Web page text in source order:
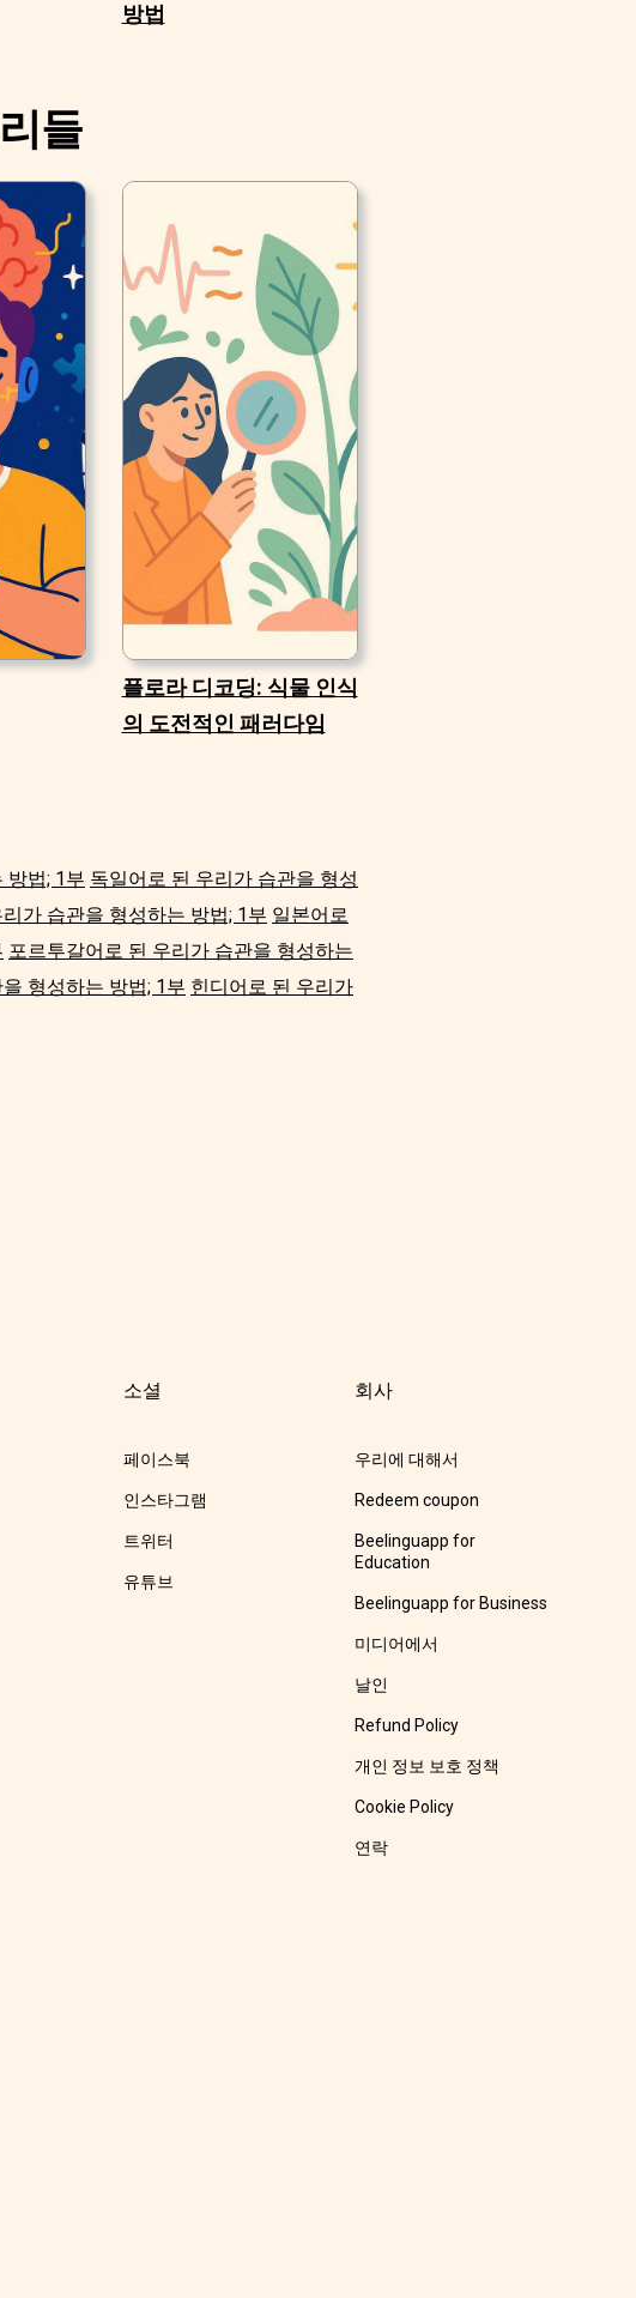
방법
들
플로라 디코딩: 식물 인식
의 도전적인 패러다임
방법; 1부 독일어로 된 우리가 습관을 형성
가 습관을 형성하는 방법; 1부 일본어로
포르투갈어로 된 우리가 습관을 형성하는
형성하는 방법; 1부 힌디어로 된 우리가
소셜
페이스북
인스타그램
트위터
유튜브
회사
우리에 대해서
Redeem coupon
Beelinguapp for
Education
Beelinguapp for Business
미디어에서
날인
Refund Policy
개인 정보 보호 정책
Cookie Policy
연락